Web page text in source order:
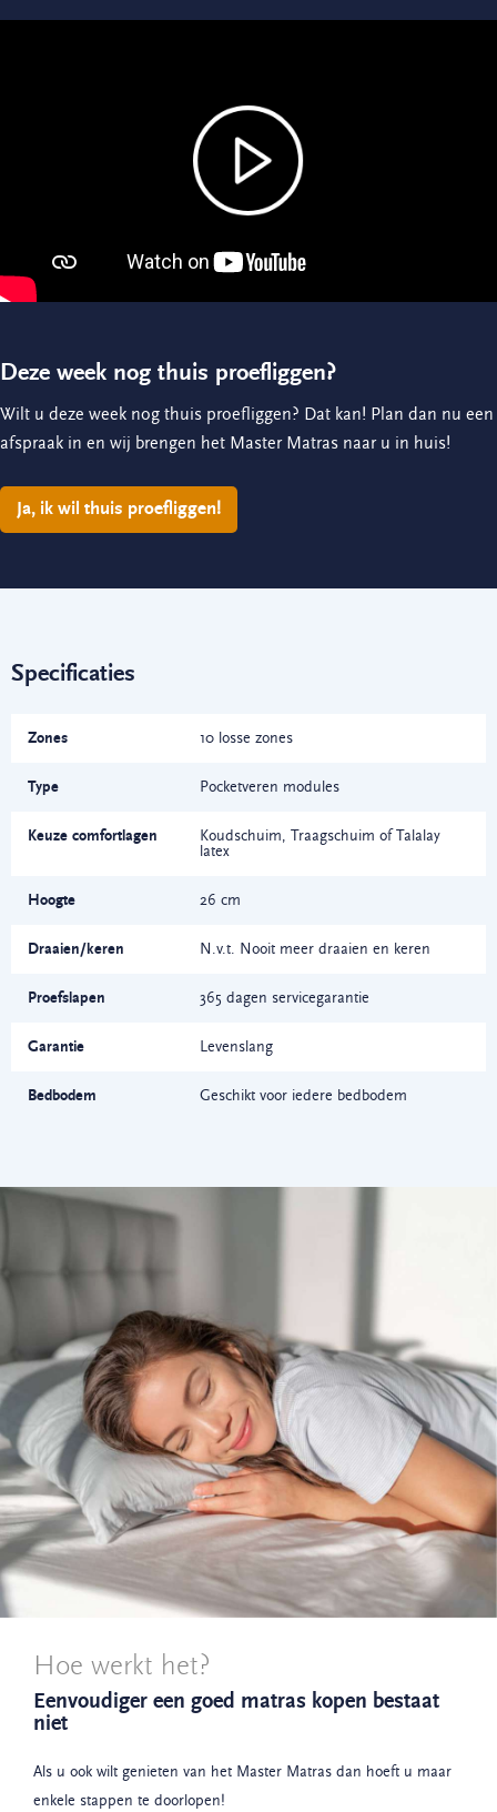
Deze week nog thuis proefliggen?
Wilt u deze week nog thuis proefliggen? Dat kan! Plan dan nu een
afspraak in en wij brengen het Master Matras naar u in huis!
Ja, ik wil thuis proefliggen!
Specificaties
Zones 10 losse zones
Type Pocketveren modules
Keuze comfortlagen
Koudschuim, Traagschuim of Talalay
latex
Hoogte 26 cm
Draaien/keren N.v.t. Nooit meer draaien en keren
Proefslapen 365 dagen servicegarantie
Garantie Levenslang
Bedbodem Geschikt voor iedere bedbodem
Hoe werkt het?
Eenvoudiger een goed matras kopen bestaat
niet
Als u ook wilt genieten van het Master Matras dan hoeft u maar
enkele stappen te doorlopen!